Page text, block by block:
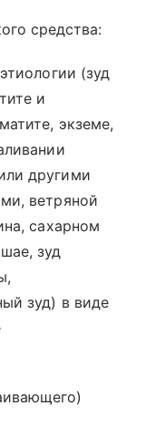
средства:
(зуд
и
экземе,
другими
ветряной
сахарном
зуд
зуд) в виде